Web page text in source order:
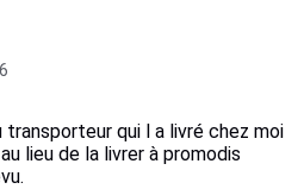
qui l a livré chez moi
lieu de la livrer à promodis